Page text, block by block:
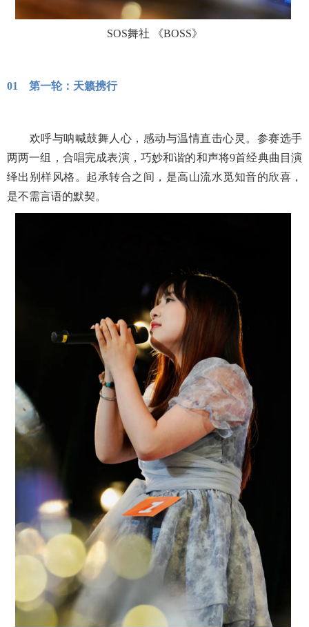
SOS舞社 《BOSS》
01 第一轮：天籁携行
欢呼与呐喊鼓舞人心，感动与温情直击心灵。参赛选手
两两一组，合唱完成表演，巧妙和谐的和声将9首经典曲目演
绎出别样风格。起承转合之间，是高山流水觅知音的欣喜，
是不需言语的默契。